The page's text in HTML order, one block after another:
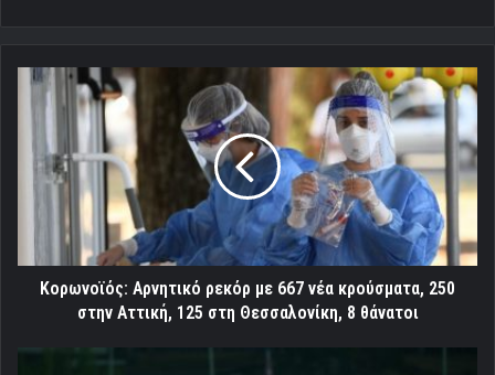
Κορωνοϊός:
667
κρούσματα,
στην
Αττική,
Θεσσαλονίκη,
Κορωνοϊός: Αρνητικό ρεκόρ με 667 νέα κρούσματα, 250
στην Αττική, 125 στη Θεσσαλονίκη, 8 θάνατοι